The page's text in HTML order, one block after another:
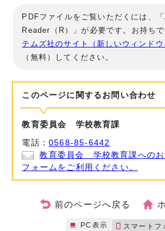
PDFファイルをご覧いただくには、「
Reader（R）」が必要です。お持ち
テムズ社のサイト（新しいウィンド
（無料）してください。
このページに関する お問い合わせ
教育委員会 学校教育課
電話：0568-85-6442
教育委員会 学校教育課へのお
フォームをご利用ください。
前のページへ戻る
PC表示 スマートフ